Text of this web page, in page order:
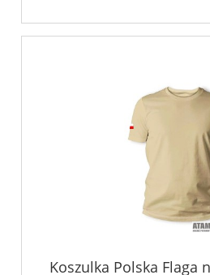
Koszulka Polska Flaga